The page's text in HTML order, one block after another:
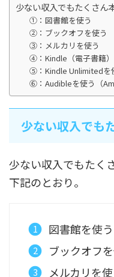
少ない収入でもたくさん
①：図書館を使う
②：ブックオフを使う
③：メルカリを使う
④：Kindle（電子書籍）
⑤：Kindle Unlimitedを
⑥：Audibleを使う（
少ない収入でも
少ない収入でもたく
下記のとおり。
図書館を使う
ブックオフ
メルカリを